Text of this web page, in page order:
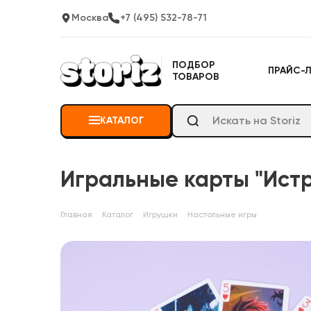
Москва +7 (495) 532-78-71
ПОДБОР
ТОВАРОВ
ПРАЙС-
КАТАЛОГ
Игральные карты
Главная Каталог Игрушки Настольные игры